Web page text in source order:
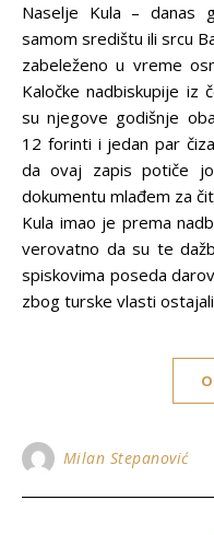
Naselje Kula – danas grad koji se geografski nalazi u
samom središtu ili srcu
zabeleženo u vreme
Kaločke nadbiskupije iz
su njegove godišnje
12 forinti i jedan par
da ovaj zapis potiče
dokumentu mlađem za
Kula imao je prema
verovatno da su te
spiskovima poseda
zbog turske vlasti
Milan Stepanović